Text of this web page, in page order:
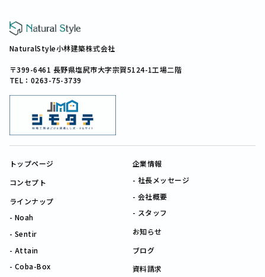
NaturalStyle小林建築株式会社
〒399-6461 長野県塩尻市大字宗賀5124-1工場二階
TEL：0263-75-3739
トップページ
コンセプト
ラインナップ
Noah
Sentir
Attain
Coba-Box
企業情報
社長メッセージ
会社概要
スタッフ
お知らせ
ブログ
資料請求